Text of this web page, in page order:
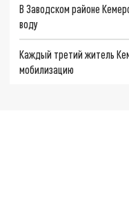
В Заводском районе
воду
Каждый третий житель
мобилизацию